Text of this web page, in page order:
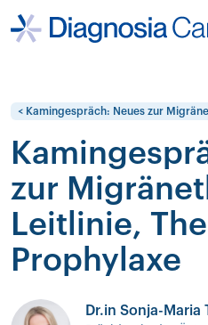
< Kamingespräch: Neues zur
zur
Leitlinie,
Prophylaxe
Dr.in Sonja-Maria